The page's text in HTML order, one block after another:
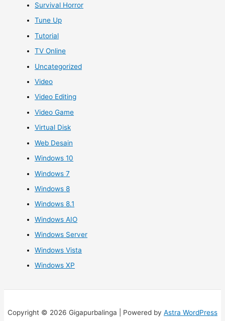
Survival Horror
Tune Up
Tutorial
TV Online
Uncategorized
Video
Video Editing
Video Game
Virtual Disk
Web Desain
Windows 10
Windows 7
Windows 8
Windows 8.1
Windows AIO
Windows Server
Windows Vista
Windows XP
Copyright © 2026 Gigapurbalinga | Powered by Astra WordPress